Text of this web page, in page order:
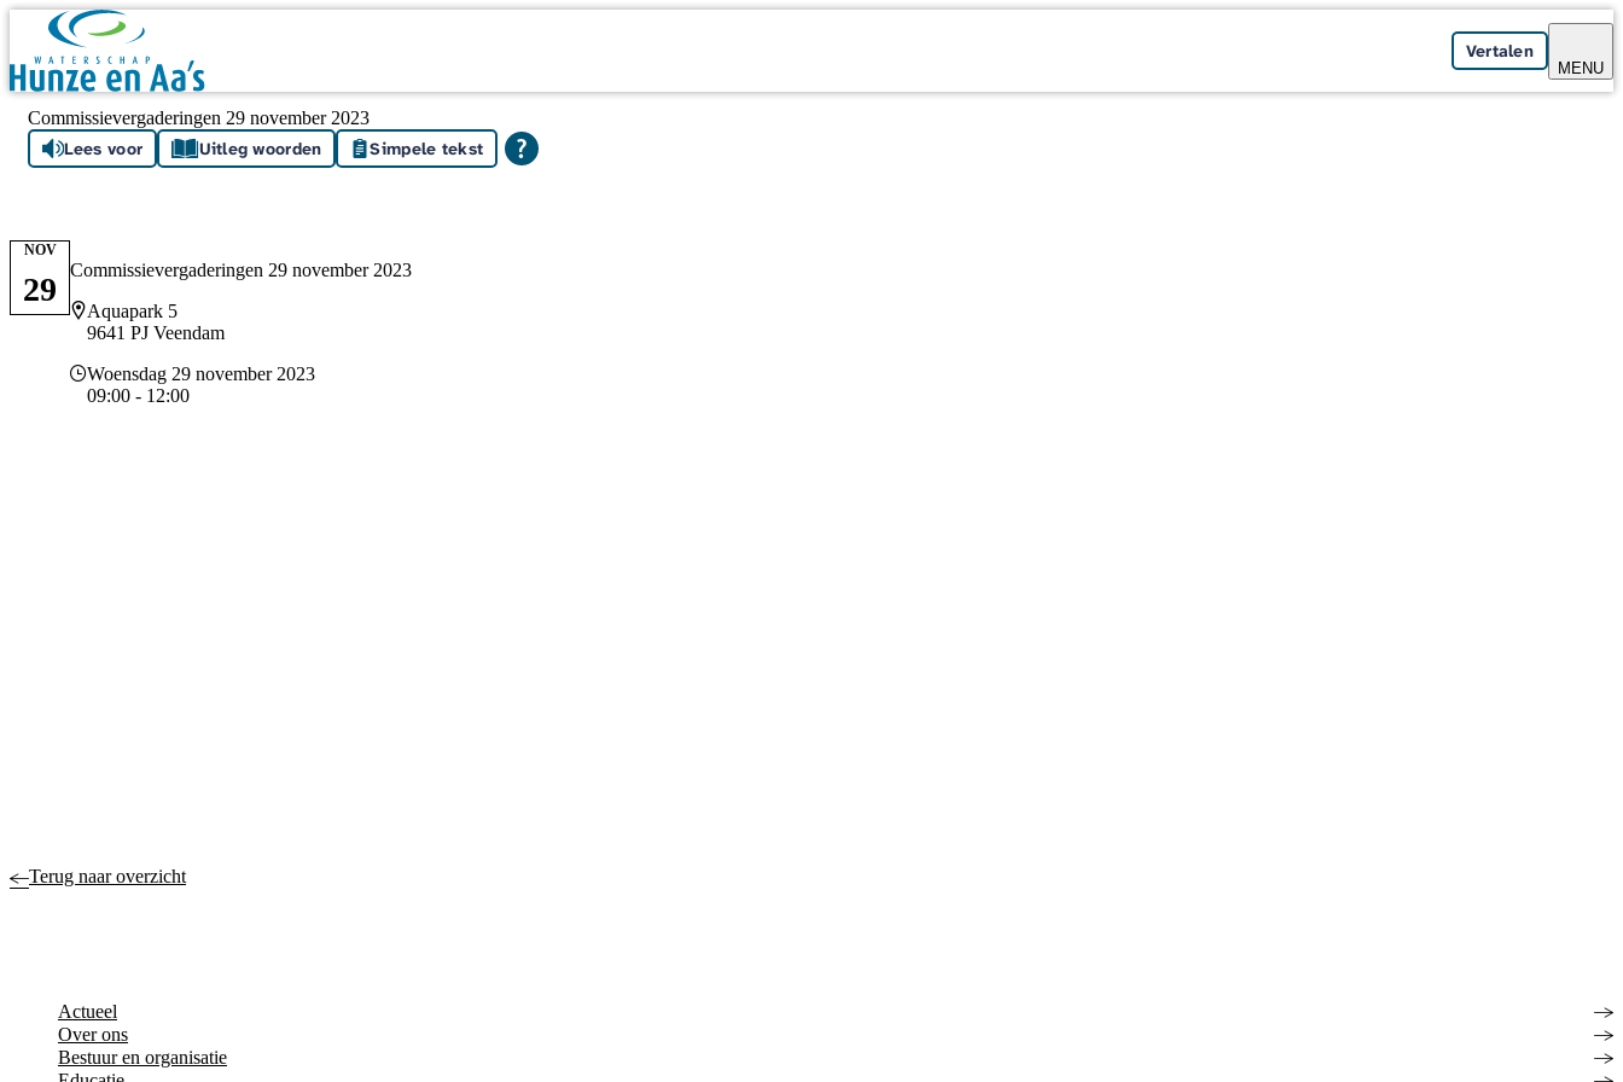
Skip navigation
Vertalen
MENU
Commissievergaderingen 29 november 2023
Lees voor Uitleg woorden Simpele tekst
Commissievergaderingen 29 november 2023
Locatie
Aquapark 5
9641 PJ Veendam
Datum en tijd
Woensdag 29 november 2023
09:00 - 12:00
NOV
29
Terug naar overzicht
Actueel
Over ons
Bestuur en organisatie